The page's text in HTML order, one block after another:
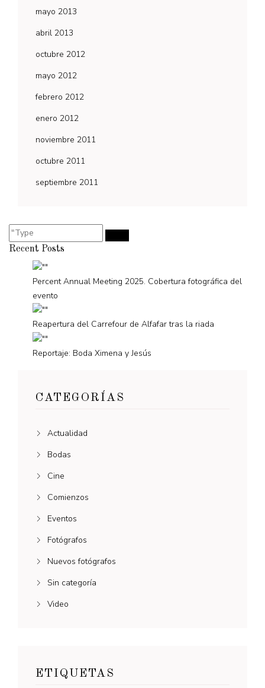
mayo 2013
abril 2013
octubre 2012
mayo 2012
febrero 2012
enero 2012
noviembre 2011
octubre 2011
septiembre 2011
Recent Posts
Percent Annual Meeting 2025. Cobertura fotográfica del
evento
Reapertura del Carrefour de Alfafar tras la riada
Reportaje: Boda Ximena y Jesús
CATEGORÍAS
Actualidad
Bodas
Cine
Comienzos
Eventos
Fotógrafos
Nuevos fotógrafos
Sin categoría
Video
ETIQUETAS